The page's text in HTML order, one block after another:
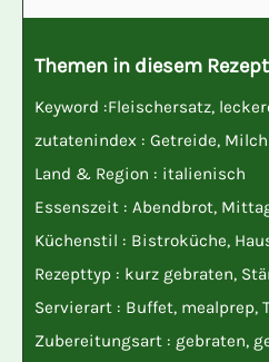
Themen in diesem Rezept
Keyword :Fleischersatz,
zutatenindex : Getreide,
Land & Region : italienisch
Essenszeit : Abendbrot,
Küchenstil : Bistroküche,
Rezepttyp : kurz gebraten,
Servierart : Buffet, mealprep,
Zubereitungsart : gebraten,